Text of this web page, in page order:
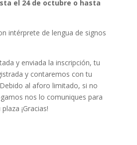
el 24 de octubre o hasta
intérprete de lengua de signos
y enviada la inscripción, tu
y contaremos con tu
al aforo limitado, si no
nos lo comuniques para
¡Gracias!